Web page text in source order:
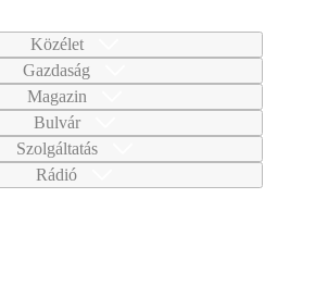
Közélet
Gazdaság
Magazin
Bulvár
Szolgáltatás
Rádió